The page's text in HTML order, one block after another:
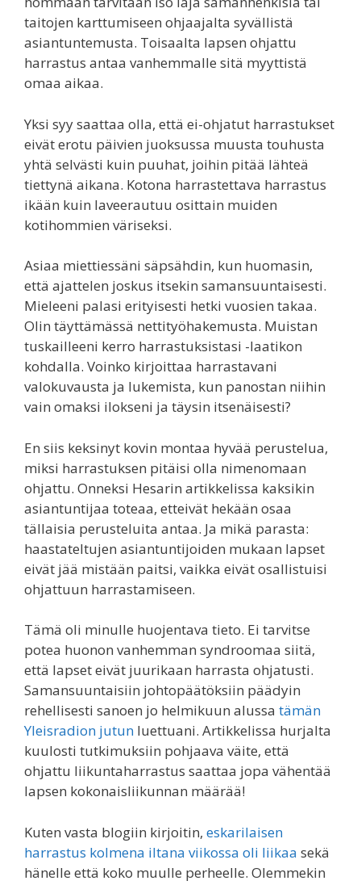
taitojen karttumiseen ohjaajalta syvällistä
asiantuntemusta. Toisaalta lapsen ohjattu
harrastus antaa vanhemmalle sitä myyttistä
omaa aikaa.
Yksi syy saattaa olla, että ei-ohjatut harrastukset
eivät erotu päivien juoksussa muusta touhusta
yhtä selvästi kuin puuhat, joihin pitää lähteä
tiettynä aikana. Kotona harrastettava harrastus
ikään kuin laveerautuu osittain muiden
kotihommien väriseksi.
Asiaa miettiessäni säpsähdin, kun huomasin,
että ajattelen joskus itsekin samansuuntaisesti.
Mieleeni palasi erityisesti hetki vuosien takaa.
Olin täyttämässä nettityöhakemusta. Muistan
tuskailleeni kerro harrastuksistasi -laatikon
kohdalla. Voinko kirjoittaa harrastavani
valokuvausta ja lukemista, kun panostan niihin
vain omaksi ilokseni ja täysin itsenäisesti?
En siis keksinyt kovin montaa hyvää perustelua,
miksi harrastuksen pitäisi olla nimenomaan
ohjattu. Onneksi Hesarin artikkelissa kaksikin
asiantuntijaa toteaa, etteivät hekään osaa
tällaisia perusteluita antaa. Ja mikä parasta:
haastateltujen asiantuntijoiden mukaan lapset
eivät jää mistään paitsi, vaikka eivät osallistuisi
ohjattuun harrastamiseen.
Tämä oli minulle huojentava tieto. Ei tarvitse
potea huonon vanhemman syndroomaa siitä,
että lapset eivät juurikaan harrasta ohjatusti.
Samansuuntaisiin johtopäätöksiin päädyin
rehellisesti sanoen jo helmikuun alussa tämän
Yleisradion jutun luettuani. Artikkelissa hurjalta
kuulosti tutkimuksiin pohjaava väite, että
ohjattu liikuntaharrastus saattaa jopa vähentää
lapsen kokonaisliikunnan määrää!
Kuten vasta blogiin kirjoitin, eskarilaisen
harrastus kolmena iltana viikossa oli liikaa sekä
hänelle että koko muulle perheelle. Olemmekin